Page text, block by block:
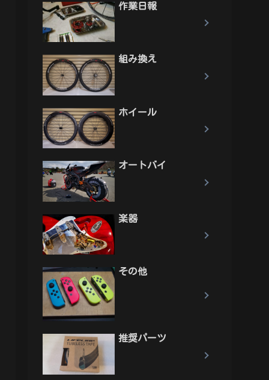
作業日報
組み換え
ホイール
オートバイ
楽器
その他
推奨パーツ